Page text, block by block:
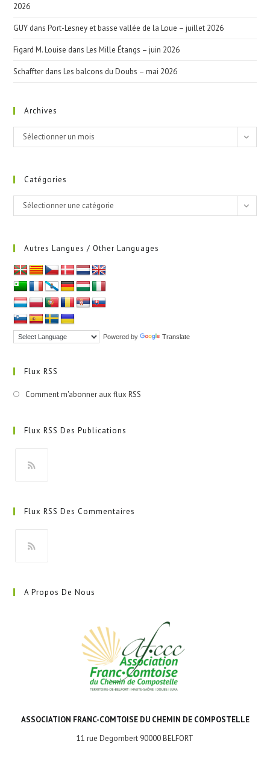
2026
GUY dansPort-Lesney et basse vallée de la Loue – juillet 2026
Figard M. Louise dansLes Mille Étangs – juin 2026
Schaffter dansLes balcons du Doubs – mai 2026
Archives
Archives
Sélectionner un mois
Catégories
Catégories
Sélectionner une catégorie
Autres Langues / Other Languages
Powered by Translate
Flux RSS
Comment m'abonner aux flux RSS
Flux RSS Des Publications
un
onglet
Flux RSS Des Commentaires
un
A Propos De Nous
ASSOCIATION FRANC-COMTOISE DU CHEMIN DE COMPOSTELLE
11 rue Degombert 90000 BELFORT